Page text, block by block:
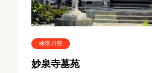
神奈川県
妙泉寺墓苑